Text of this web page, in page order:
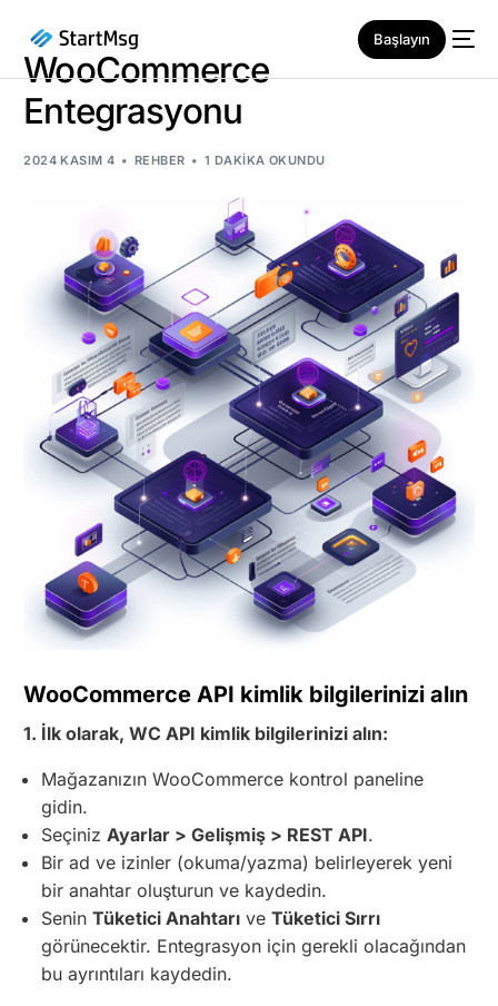
Başlayın
WooCommerce
Entegrasyonu
2024 KASIM 4 REHBER 1 DAKIKA OKUNDU
WooCommerce API kimlik bilgilerinizi alın
1. İlk olarak, WC API kimlik bilgilerinizi alın:
Mağazanızın WooCommerce kontrol paneline
gidin.
SeçinizAyarlar > Gelişmiş > REST API.
Bir ad ve izinler (okuma/yazma) belirleyerek yeni
bir anahtar oluşturun ve kaydedin.
SeninTüketici Anahtarı veTüketici Sırrı
görünecektir. Entegrasyon için gerekli olacağından
bu ayrıntıları kaydedin.